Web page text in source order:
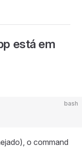
está em
bash
o command